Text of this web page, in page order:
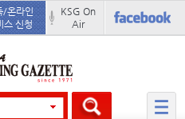
/온라인
스 신청
KSG On
Air